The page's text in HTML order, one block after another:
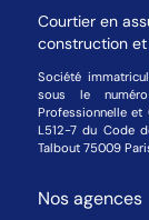
Courtier en
construction
Société
sous le numéro
Professionnelle et
L512-7 du Code
Talbout 75009
Nos agences